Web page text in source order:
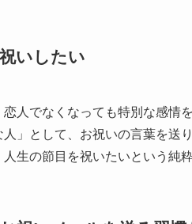
いしたい
人でなくなっても特別な感情
」として、お祝いの言葉を送
生の節目を祝いたいという純